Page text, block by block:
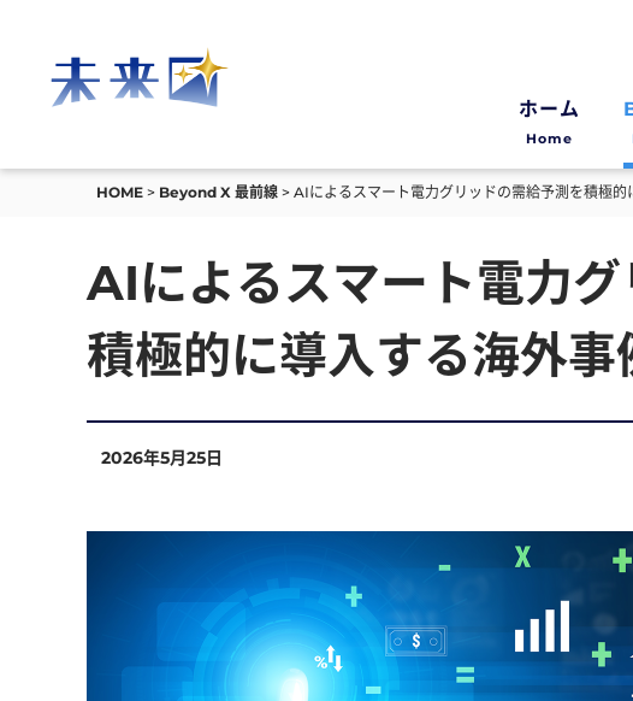
ホーム
Home
HOME Beyond X 最前線 AIによるスマート電力グリッドの需給予測を積極的
AIによるスマート電力
積極的に導入する海外事
2026年5月25日